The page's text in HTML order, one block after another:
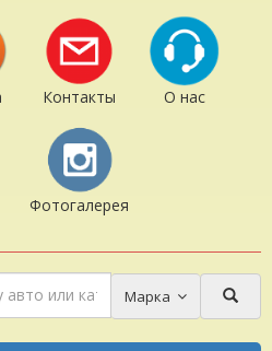
Контакты О нас
Фотогалерея
Марка